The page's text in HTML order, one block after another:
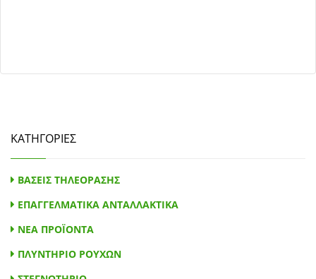
ΚΑΤΗΓΟΡΙΕΣ
ΒΑΣΕΙΣ ΤΗΛΕΟΡΑΣΗΣ
ΕΠΑΓΓΕΛΜΑΤΙΚΑ ΑΝΤΑΛΛΑΚΤΙΚΑ
ΝΕΑ ΠΡΟΪΟΝΤΑ
ΠΛΥΝΤΗΡΙΟ ΡΟΥΧΩΝ